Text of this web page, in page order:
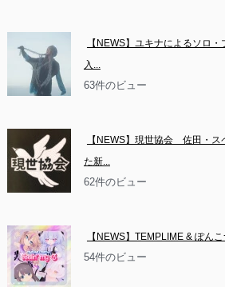
【NEWS】ユキナによるソロ
入...
63件のビュー
【NEWS】現世協会　佐田・
た新...
62件のビュー
【NEWS】TEMPLIME & ぽん
54件のビュー